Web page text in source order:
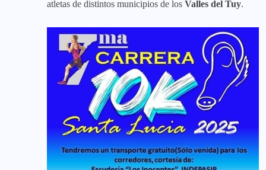
atletas de distintos municipios de los Valles del Tuy.